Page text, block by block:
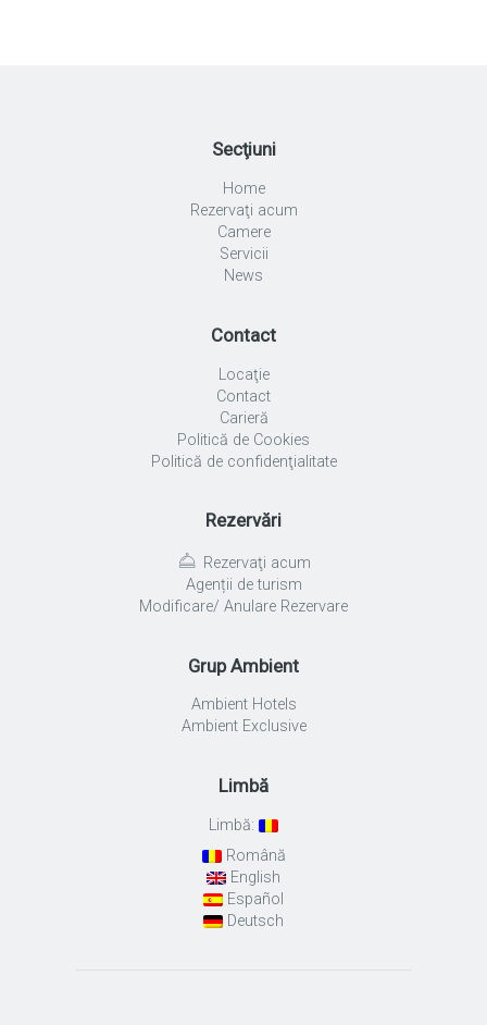
Secţiuni
Home
Rezervaţi acum
Camere
Servicii
News
Contact
Locaţie
Contact
Carieră
Politică de Cookies
Politică de confidenţialitate
Rezervări
Rezervaţi acum
Agenții de turism
Modificare/ Anulare Rezervare
Grup Ambient
Ambient Hotels
Ambient Exclusive
Limbă
Limbă:
Română
English
Español
Deutsch